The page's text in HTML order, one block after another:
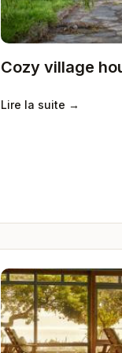
Cozy village
Lire la suite →